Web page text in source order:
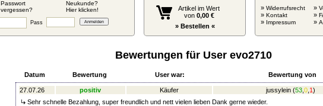
Passwort
vergessen?
Neukunde?
Hier klicken!
Pass
Artikel im Wert
von 0,00 €
» Bestellen «
» Widerrufsrecht
» Kontakt
» Impressum
»
»
»
Bewertungen für User evo2710
Datum Bewertung User war: Bewertung von
27.07.26 positiv Käufer jussylein (53, 0, 1)
Sehr schnelle Bezahlung, super freundlich und nett vielen lieben Dank gerne wieder.